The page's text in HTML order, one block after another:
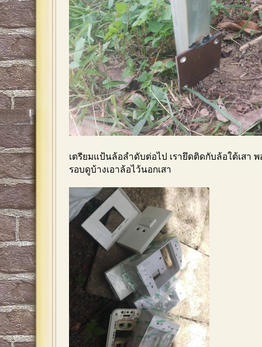
เตรียมแป้นล้อลำดับต่อไป เรายึดติดกับล้อใต้เสา
รอบดูบ้างเอาล้อไว้นอกเสา